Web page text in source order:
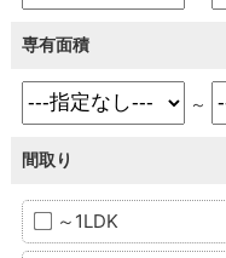
専有面積
～
間取り
～1LDK